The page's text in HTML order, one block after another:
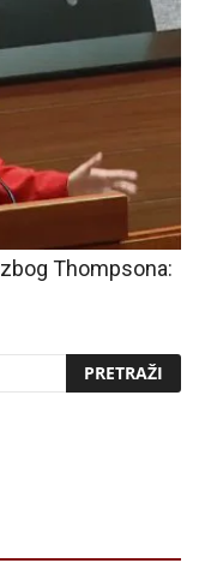
Thompsona: